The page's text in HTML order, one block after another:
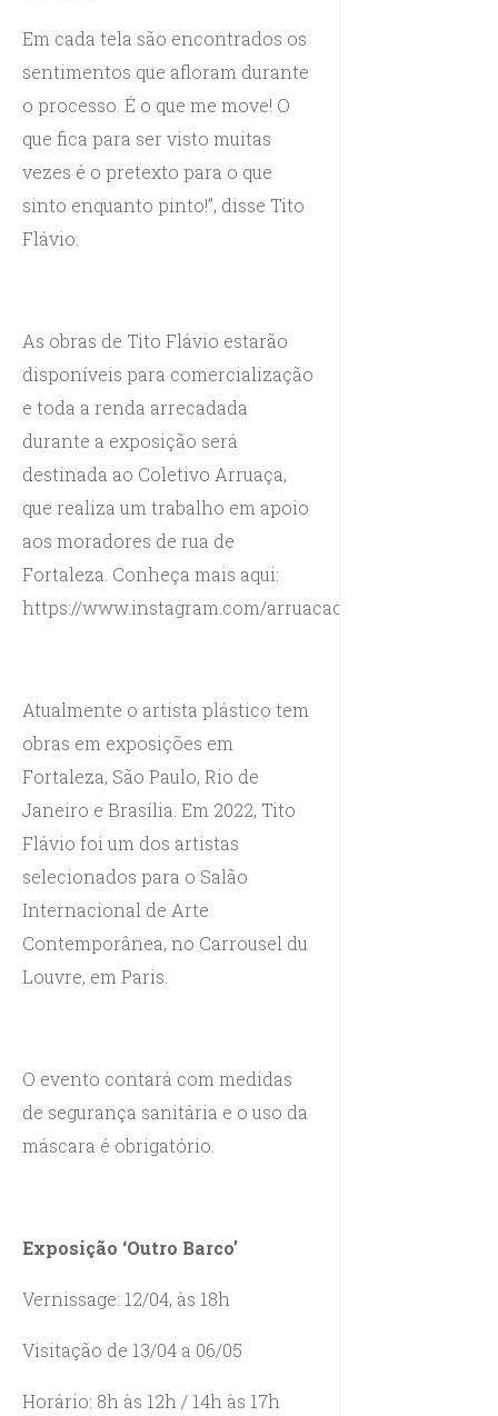
Em cada tela são encontrados os
sentimentos que afloram durante
o processo. É o que me move! O
que fica para ser visto muitas
vezes é o pretexto para o que
sinto enquanto pinto!”, disse Tito
Flávio.
As obras de Tito Flávio estarão
disponíveis para comercialização
e toda a renda arrecadada
durante a exposição será
destinada ao Coletivo Arruaça,
que realiza um trabalho em apoio
aos moradores de rua de
Fortaleza. Conheça mais aqui:
https://www.instagram.com/arruacacoletivo
Atualmente o artista plástico tem
obras em exposições em
Fortaleza, São Paulo, Rio de
Janeiro e Brasília. Em 2022, Tito
Flávio foi um dos artistas
selecionados para o Salão
Internacional de Arte
Contemporânea, no Carrousel du
Louvre, em Paris.
O evento contará com medidas
de segurança sanitária e o uso da
máscara é obrigatório.
Exposição ‘Outro Barco’
Vernissage: 12/04, às 18h
Visitação de 13/04 a 06/05
Horário: 8h às 12h / 14h às 17h